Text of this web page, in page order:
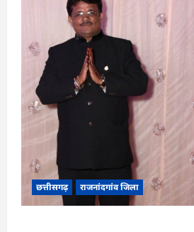
छत्तीसगढ़ राजनांदगांव जिला